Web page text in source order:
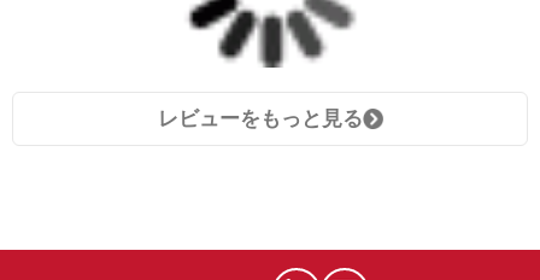
レビューをもっと見る